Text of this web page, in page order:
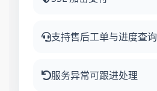
支持售后工单与进度查询
服务异常可跟进处理